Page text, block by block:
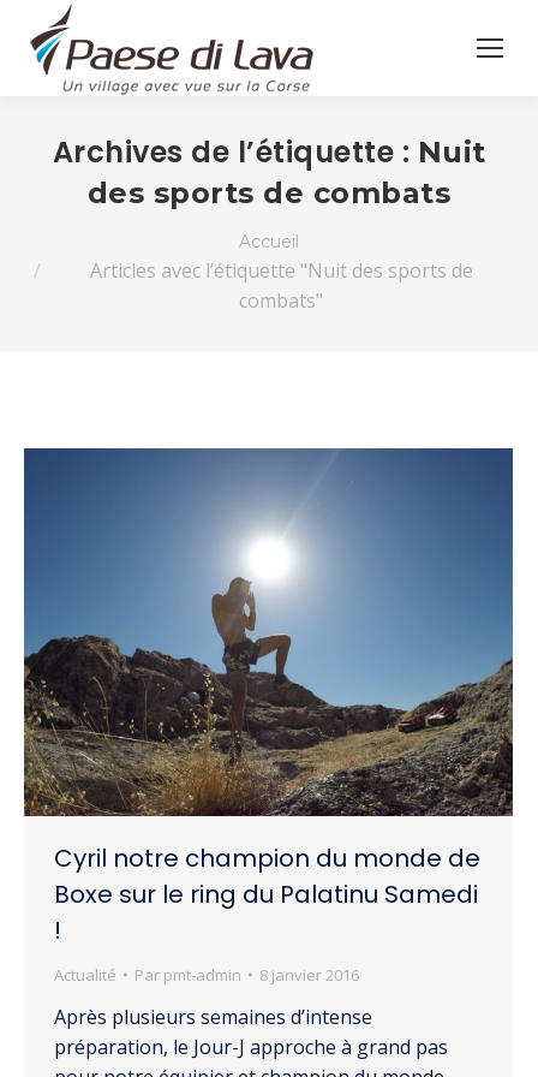
Archives de l’étiquette : Nuit
des sports de combats
Accueil
Articles avec l’étiquette "Nuit des sports de
combats"
Cyril notre champion du monde de
Boxe sur le ring du Palatinu Samedi
!
Actualité Par pmt-admin 8 janvier 2016
Après plusieurs semaines d’intense
préparation, le Jour-J approche à grand pas